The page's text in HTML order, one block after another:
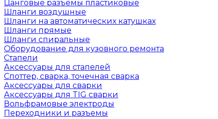
Цанговые разъемы пластиковые
Шланги воздушные
Шланги на автоматических катушках
Шланги прямые
Шланги спиральные
Оборудование для кузовного ремонта
Стапели
Аксессуары для стапелей
Споттер, сварка, точечная сварка
Аксессуары для сварки
Аксессуары для TIG сварки
Вольфрамовые электроды
Переходники и разъемы